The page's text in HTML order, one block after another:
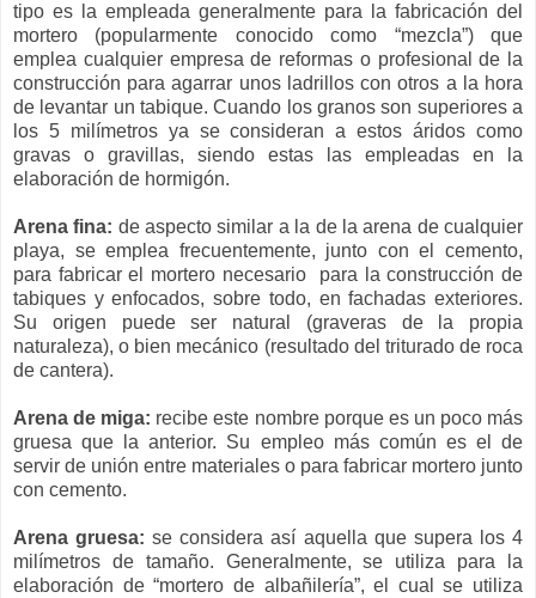
tipo es la empleada generalmente para la fabricación del
mortero (popularmente conocido como “mezcla”) que
emplea cualquier empresa de reformas o profesional de la
construcción para agarrar unos ladrillos con otros a la hora
de levantar un tabique. Cuando los granos son superiores a
los 5 milímetros ya se consideran a estos áridos como
gravas o gravillas, siendo estas las empleadas en la
elaboración de hormigón.
Arena fina: de aspecto similar a la de la arena de cualquier
playa, se emplea frecuentemente, junto con el cemento,
para fabricar el mortero necesario
para la construcción de
tabiques y enfocados, sobre todo, en fachadas exteriores.
Su origen puede ser natural (graveras de la propia
naturaleza), o bien mecánico (resultado del triturado de roca
de cantera).
Arena de miga: recibe este nombre porque es un poco más
gruesa que la anterior. Su empleo más común es el de
servir de unión entre materiales o para fabricar mortero junto
con cemento.
Arena gruesa: se considera así aquella que supera los 4
milímetros de tamaño. Generalmente, se utiliza para la
elaboración de “mortero de albañilería”, el cual se utiliza